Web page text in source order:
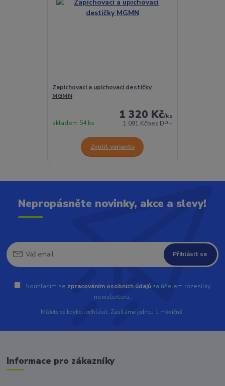
Zapichovací a upichovací destičky
MGMN
1 320 Kč/ks
1 091 Kčbez DPH
skladem 54 ks
Zvolit variantu
Nepropásněte novinky, akce a slevy!
Přihlásit se
Souhlasím se zpracováním osobních údajů za účelem rozesílky
newsletteru.
Můžete se kdykoli odhlásit. Zasíláme jednou 1 měsíčně.
Informace pro zákazníky